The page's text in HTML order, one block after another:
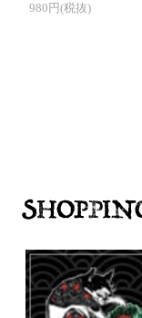
980円(税抜)